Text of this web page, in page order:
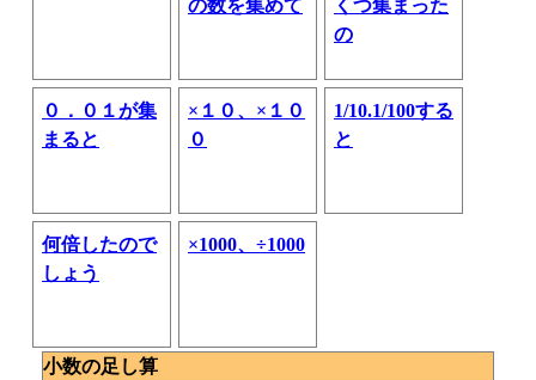
の数を集めて
くつ集まった
の
０．０１が集
まると
×１０、×１０
０
1/10.1/100する
と
何倍したので
しょう
×1000、÷1000
小数の足し算